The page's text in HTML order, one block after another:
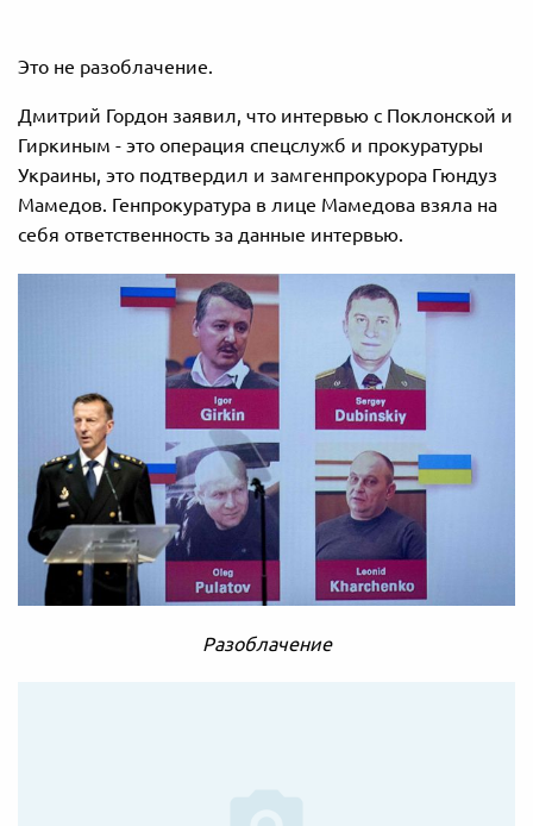
Это не разоблачение.
Дмитрий Гордон заявил, что интервью с Поклонской и
Гиркиным - это операция спецслужб и прокуратуры
Украины, это подтвердил и замгенпрокурора Гюндуз
Мамедов. Генпрокуратура в лице Мамедова взяла на
себя ответственность за данные интервью.
Разоблачение